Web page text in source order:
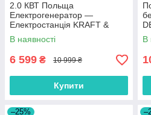
2.0 КВТ Польща
Електрогенератор —
Електростанція KRAFT &
DELE KD (Kraft welle) 2,0 КВТ
В наявності
6 599 ₴ 10 999 ₴
Купити
В
–25%